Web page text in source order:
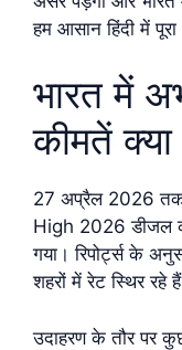
हम आसान हिंदी में
भारत में
कीमतें
27 अप्रैल 2026
High 2026 डीजल
गया। रिपोर्ट्स के
शहरों में रेट स्थिर रहे
उदाहरण के तौर पर